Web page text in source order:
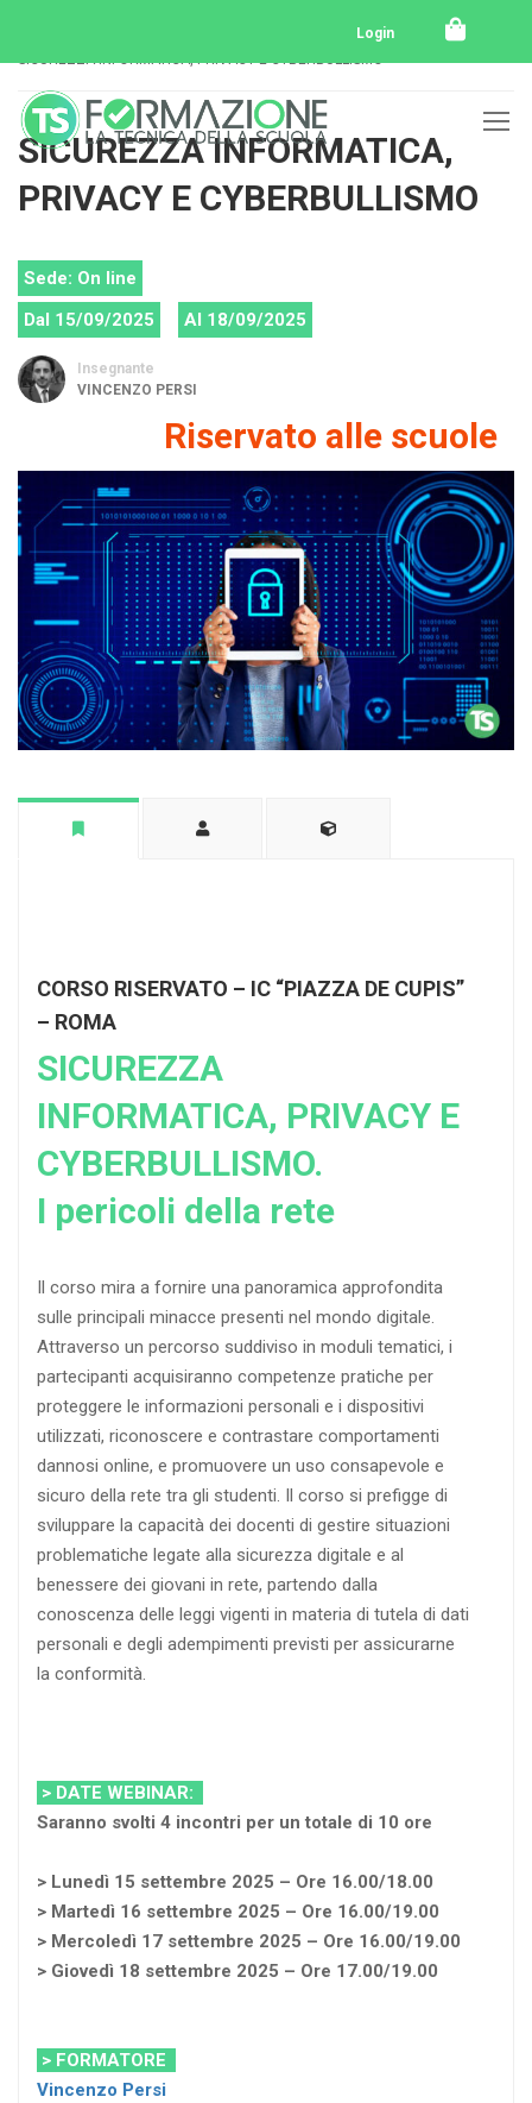
Login
SICUREZZA INFORMATICA, PRIVACY E CYBERBULLISMO
SICUREZZA INFORMATICA,
PRIVACY E CYBERBULLISMO
Sede: On line
Dal 15/09/2025
Al 18/09/2025
Insegnante
VINCENZO PERSI
Riservato alle scuole
CORSO RISERVATO – IC “PIAZZA DE CUPIS”
– ROMA
SICUREZZA
INFORMATICA, PRIVACY E
CYBERBULLISMO.
I pericoli della rete
Il corso mira a fornire una panoramica approfondita
sulle principali minacce presenti nel mondo digitale.
Attraverso un percorso suddiviso in moduli tematici, i
partecipanti acquisiranno competenze pratiche per
proteggere le informazioni personali e i dispositivi
utilizzati, riconoscere e contrastare comportamenti
dannosi online, e promuovere un uso consapevole e
sicuro della rete tra gli studenti. Il corso si prefigge di
sviluppare la capacità dei docenti di gestire situazioni
problematiche legate alla sicurezza digitale e al
benessere dei giovani in rete, partendo dalla
conoscenza delle leggi vigenti in materia di tutela di dati
personali e degli adempimenti previsti per assicurarne
la conformità.
> DATE WEBINAR:
Saranno svolti 4 incontri per un totale di 10 ore
> Lunedì 15 settembre 2025 – Ore 16.00/18.00
> Martedì 16 settembre 2025 – Ore 16.00/19.00
> Mercoledì 17 settembre 2025 – Ore 16.00/19.00
> Giovedì 18 settembre 2025 – Ore 17.00/19.00
> FORMATORE
Vincenzo Persi